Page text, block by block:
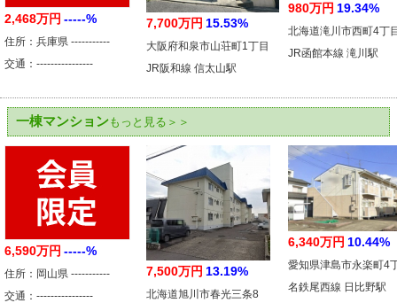
2,468万円 -----%
住所：兵庫県 -----------
交通：----------------
7,700万円 15.53%
大阪府和泉市山荘町1丁目
JR阪和線 信太山駅
980万円 19.34%
北海道滝川市西町4丁
JR函館本線 滝川駅
一棟マンションもっと見る＞＞
6,590万円 -----%
住所：岡山県 -----------
交通：----------------
7,500万円 13.19%
北海道旭川市春光三条8
6,340万円 10.44%
愛知県津島市永楽町4
名鉄尾西線 日比野駅